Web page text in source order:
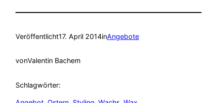
Veröffentlicht17. April 2014inAngebote
vonValentin Bachem
Schlagwörter: